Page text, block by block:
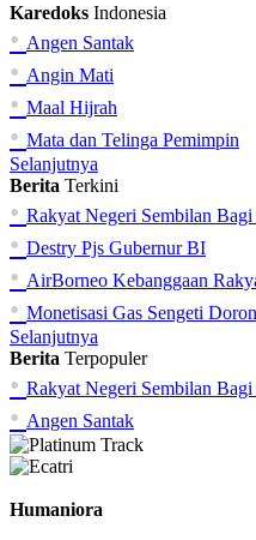
Karedoks Indonesia
• Angen Santak
• Angin Mati
• Maal Hijrah
• Mata dan Telinga Pemimpin
Selanjutnya
Berita Terkini
• Rakyat Negeri Sembilan Bagi
• Destry Pjs Gubernur BI
• AirBorneo Kebanggaan
• Monetisasi Gas Sengeti
Selanjutnya
Berita Terpopuler
• Rakyat Negeri Sembilan Bagi
• Angen Santak
Humaniora